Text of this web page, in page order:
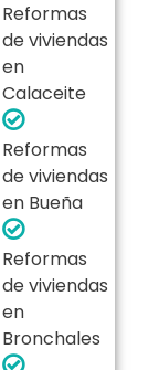
Reformas
de viviendas
en
Calaceite
Reformas
de viviendas
en Bueña
Reformas
de viviendas
en
Bronchales